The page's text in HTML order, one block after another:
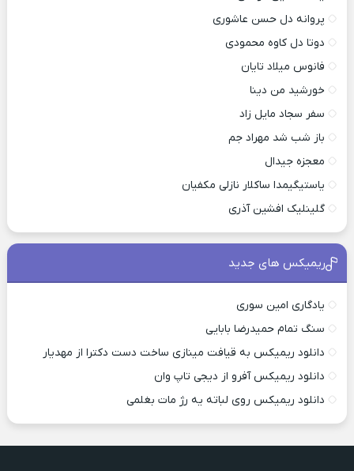
پروانه دل حسن عاشوری
دوتا دل کاوه محمودی
فانوس میلاد تایان
خورشید من دینا
سفر سجاد مایل زاد
باز شب شد مهراد جم
معجزه جیدال
یاستیگیمدا ساکلار نازلی مکفیان
گلینلیک افشین آذری
ریمیکس های جدید
یادگاری امین سوری
سنگ تمام حمیدرضا بابایی
دانلود ریمیکس به قیافت مینازی ساخت دست دکترا از مهدیار
دانلود ریمیکس آفرو از ديجی تاپ وان
دانلود ریمیکس روی لباته یه رژ مات بغلمی